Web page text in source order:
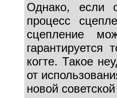
Однако, если
процесс
сцепление
когте. Такое
от
новой